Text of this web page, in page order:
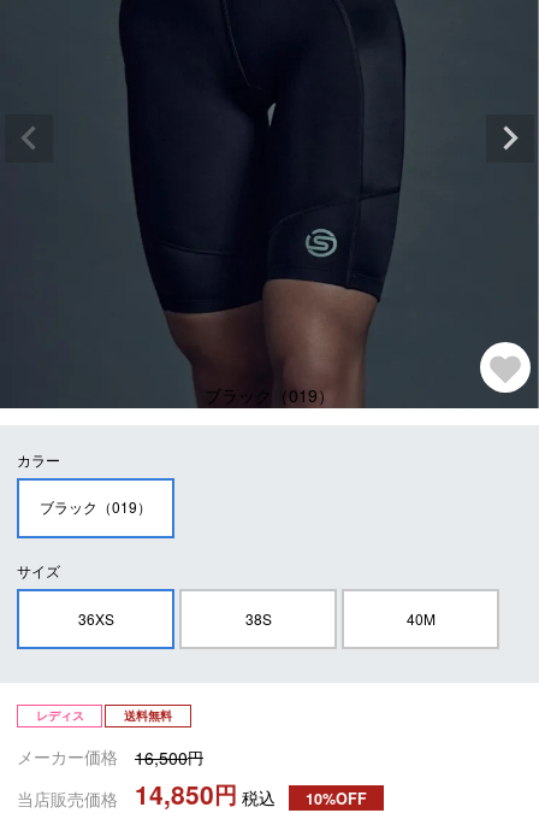
ブラック（019）
カラー
ブラック（019）
サイズ
36XS 38S 40M
レディス 送料無料
メーカー価格
16,500
当店販売価格
14,850 税込 10%OFF